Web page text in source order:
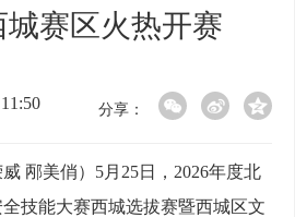
赛区火热开赛
分享：
邴美俏）5月25日，2026年度北
技能大赛西城选拔赛暨西城区文